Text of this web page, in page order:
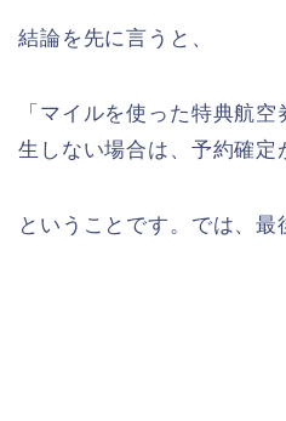
結論を先に言うと、
「マイルを使った特典航
生しない場合は、予約確定
ということです。では、最